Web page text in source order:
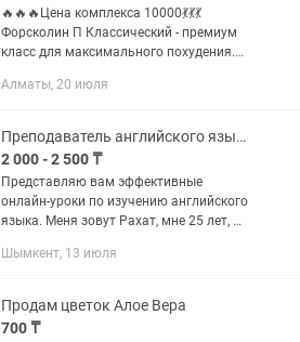
🔥🔥🔥Цена комплекса 10000💃💃💃
Форсколин П Классический - премиум
класс для максимального похудения.
худеющих . не имеет побочных
Алматы, 20 июля
Преподаватель английского языка
2 000 - 2 500 ₸
Представляю вам эффективные
онлайн-уроки по изучению английского
языка. Меня зовут Рахат, мне 25 лет, и
новый язык или улучшить уже
Шымкент, 13 июля
Продам цветок Алое Вера
700 ₸